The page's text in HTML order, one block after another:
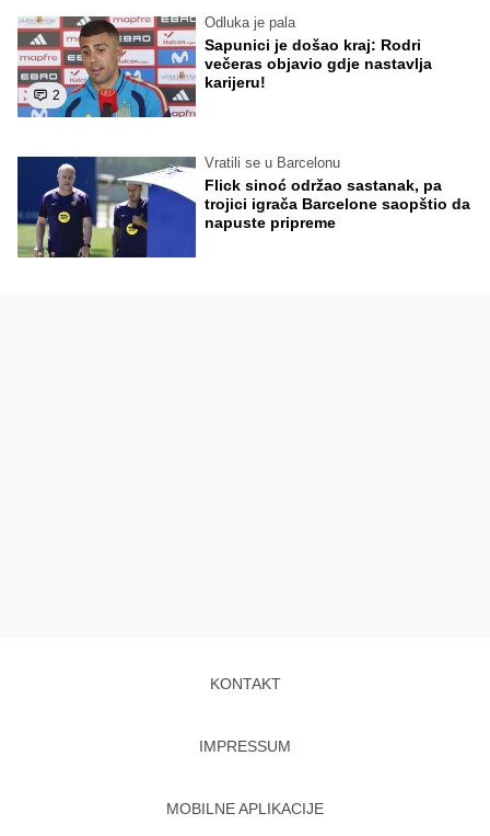
2
Odluka je pala
Sapunici je došao kraj: Rodri
večeras objavio gdje nastavlja
karijeru!
Vratili se u Barcelonu
Flick sinoć održao sastanak, pa
trojici igrača Barcelone saopštio da
napuste pripreme
KONTAKT
IMPRESSUM
MOBILNE APLIKACIJE